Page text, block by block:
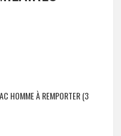
HOMME À REMPORTER (3